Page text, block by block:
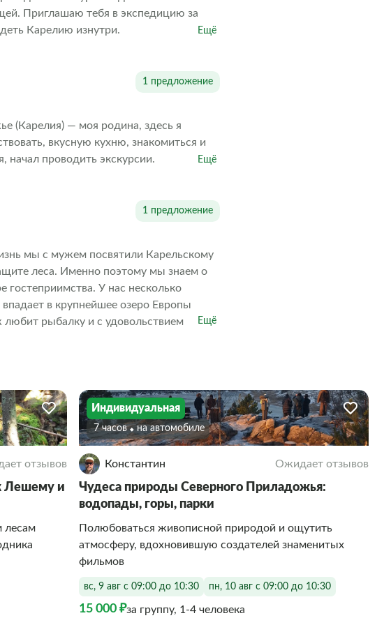
Приглашаю тебя в экспедицию за
Карелию изнутри.
Ещё
1 предложение
(Карелия) — моя родина, здесь я
вкусную кухню, знакомиться и
начал проводить экскурсии.
Ещё
1 предложение
мы с мужем посвятили Карельскому
леса. Именно поэтому мы знаем о
гостеприимства. У нас несколько
в крупнейшее озеро Европы
рыбалку и с удовольствием
ледника, прокатиться
же, мы посетим знаковые места,
Кижи, горный парк Рускеала и
Ещё
отзывов
Лешему и
лесам
Индивидуальная
7 часов На автомобиле
Константин Ожидает отзывов
Чудеса природы Северного Приладожья:
водопады, горы, парки
Полюбоваться живописной природой и ощутить
атмосферу, вдохновившую создателей знаменитых
фильмов
вс, 9 авг с 09:00 до 10:30 пн, 10 авг с 09:00 до 10:30
15 000 ₽за группу, 1-4 человека